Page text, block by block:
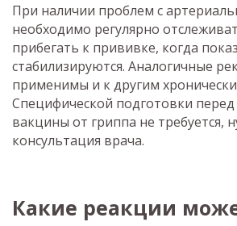
При наличии проблем с
необходимо регулярно
прибегать к прививке, когда
стабилизируются. Аналогичные
применимы и к другим
Специфической подготовки
вакцины от гриппа не требуется,
консультация врача.
Какие реакции